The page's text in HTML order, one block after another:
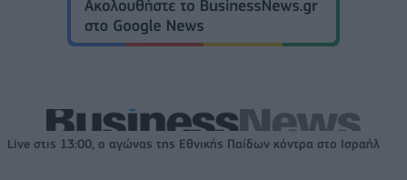
Live στις 13:00, ο αγώνας της Εθνικής Παίδων κόντρα στο Ισραήλ